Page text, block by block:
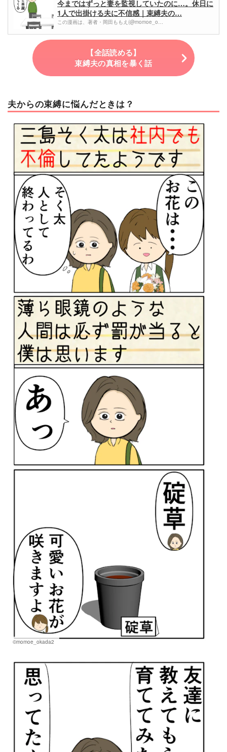
今まではずっと妻を監視していたのに…。休日に
1人で出掛ける夫に不信感｜束縛夫の…
この漫画は、著者・岡田ももえ(@momoe_o…
【全話読める】
束縛夫の真相を暴く話
夫からの束縛に悩んだときは？
©momoe_okada2